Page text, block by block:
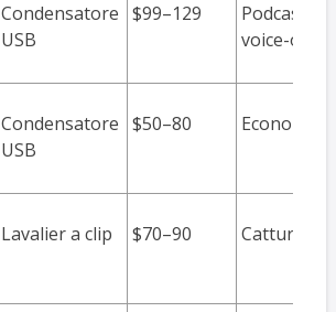
Condensatore
USB
$99–129
voice-over
Condensatore
USB
$50–80
Lavalier a clip $70–90 Cattura